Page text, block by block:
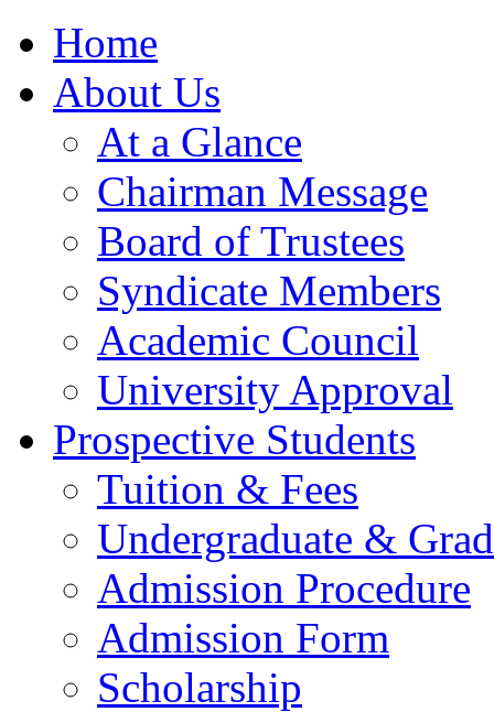
Home
About Us
At a Glance
Chairman Message
Board of Trustees
Syndicate Members
Academic Council
University Approval
Prospective Students
Tuition & Fees
Undergraduate &
Admission Procedure
Admission Form
Scholarship